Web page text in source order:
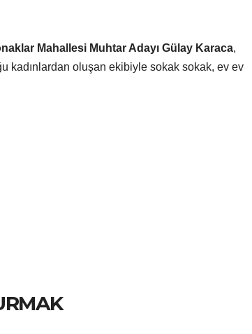
Mahallesi Muhtar Adayı Gülay Karaca,
kadınlardan oluşan ekibiyle sokak sokak, ev ev